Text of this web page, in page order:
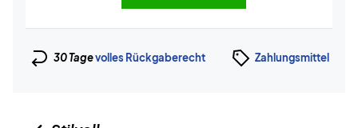
30 Tagevolles Rückgaberecht Zahlungsmittel